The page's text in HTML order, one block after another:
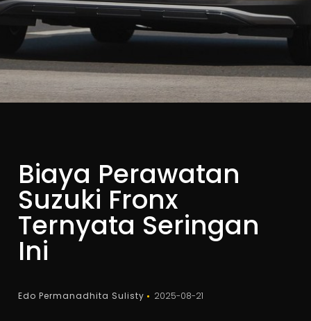
Biaya Perawatan
Suzuki Fronx
Ternyata Seringan
Ini
Edo Permanadhita Sulisty 2025-08-21